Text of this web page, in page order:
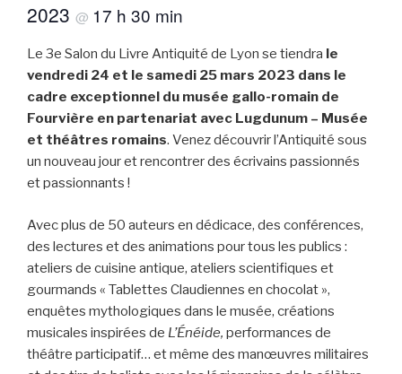
2023 @ 17 h 30 min
Le 3e Salon du Livre Antiquité de Lyon se tiendra le
vendredi 24 et le samedi 25 mars 2023 dans le
cadre exceptionnel du musée gallo-romain de
Fourvière en partenariat avec Lugdunum – Musée
et théâtres romains. Venez découvrir l’Antiquité sous
un nouveau jour et rencontrer des écrivains passionnés
et passionnants !
Avec plus de 50 auteurs en dédicace, des conférences,
des lectures et des animations pour tous les publics :
ateliers de cuisine antique, ateliers scientifiques et
gourmands « Tablettes Claudiennes en chocolat »,
enquêtes mythologiques dans le musée, créations
musicales inspirées de L’Énéide, performances de
théâtre participatif… et même des manœuvres militaires